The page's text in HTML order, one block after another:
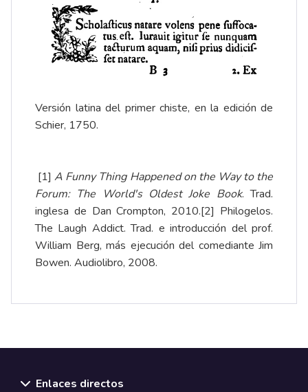
Versión latina del primer chiste, en la edición de
Schier, 1750.
[1] A Funny Thing Happened on the Way to the
Forum: The World's Oldest Joke Book. Trad.
inglesa de Dan Crompton, 2010.[2] Philogelos.
The Laugh Addict. Trad. e introducción del prof.
William Berg, más ejecución del comediante Jim
Bowen. Audiolibro, 2008.
Enlaces directos